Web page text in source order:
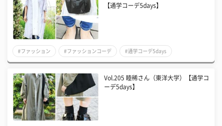
【通学コーデ5days】
#ファッション #ファッションコーデ #通学コーデ5days
Vol.205 睦稀さん（東洋大学）【通学コ
ーデ5days】